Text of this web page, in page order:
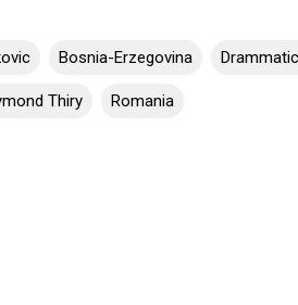
Bosnia-Erzegovina
Thiry Romania